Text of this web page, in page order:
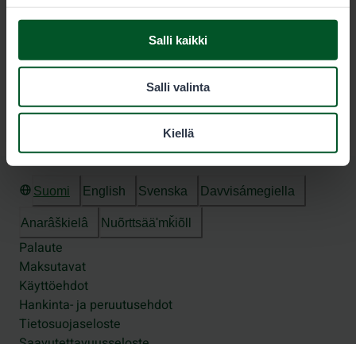
Salli kaikki
Salli valinta
Kiellä
Seuraa meitä
Suomi English Svenska Davvisámegiella
Anarâškielâ Nuõrttsääʹmǩiõll
Palaute
Maksutavat
Käyttöehdot
Hankinta- ja peruutusehdot
Tietosuojaseloste